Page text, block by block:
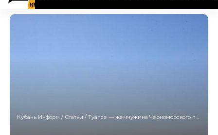
Кубань Информ / Статьи / Туапсе — жемчужина Черноморского побережья